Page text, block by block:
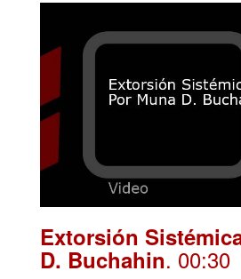
Extorsión
D. Buchahin. 00:30